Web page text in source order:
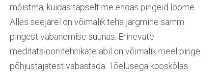
mõistma, kuidas täpselt me endas pingeid loome.
Alles seejärel on võimalik teha järgmine samm
pingest vabanemise suunas. Erinevate
meditatsioonitehnikate abil on võimalik meel pinge
põhjustajatest vabastada. Tõelusega kooskõlas